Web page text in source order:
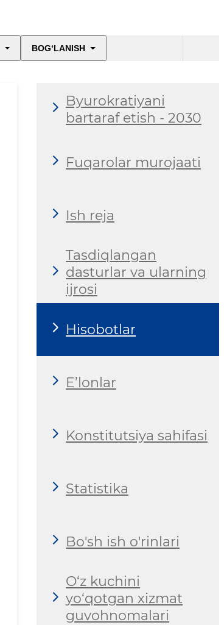
BOG‘LANISH
Byurokratiyani
bartaraf etish - 2030
Fuqarolar murojaati
Ish reja
Tasdiqlangan
dasturlar va ularning
ijrosi
Hisobotlar
E’lonlar
Konstitutsiya sahifasi
Statistika
Bo'sh ish o'rinlari
O‘z kuchini
yo‘qotgan xizmat
guvohnomalari